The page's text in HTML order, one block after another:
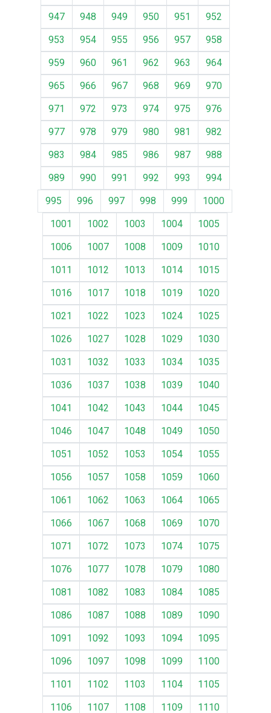
947
948 949 950 951
952
953
954 955 956 957
958
959
960 961 962 963
964
965
966 967 968 969
970
971
972 973 974 975
976
977
978 979 980 981
982
983
984 985 986 987
988
989
990 991 992 993
994
995
996 997 998 999
1000
1001
1002 1003 1004
1005
1006
1007 1008 1009
1010
1011
1012 1013 1014
1015
1016
1017 1018 1019
1020
1021
1022 1023 1024
1025
1026
1027 1028 1029
1030
1031
1032 1033 1034
1035
1036
1037 1038 1039
1040
1041
1042 1043 1044
1045
1046
1047 1048 1049
1050
1051
1052 1053 1054
1055
1056
1057 1058 1059
1060
1061
1062 1063 1064
1065
1066
1067 1068 1069
1070
1071
1072 1073 1074
1075
1076
1077 1078 1079
1080
1081
1082 1083 1084
1085
1086
1087 1088 1089
1090
1091
1092 1093 1094
1095
1096
1097 1098 1099
1100
1101
1102 1103 1104
1105
1106
1107 1108 1109 1110